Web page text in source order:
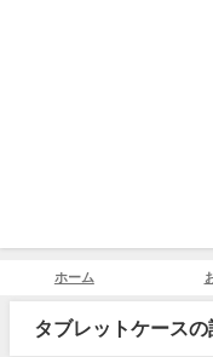
ホーム
タブレットケース